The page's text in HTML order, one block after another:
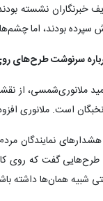
خبرنگاران نشسته
بودند، اما
سرنوشت طرح‌های
ملانوری‌شمسی، از
است. ملانوری
نمایندگان
گفت که روی
شبیه همان‌ها داشته